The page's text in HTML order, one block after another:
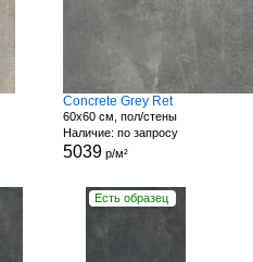
Concrete Grey Ret
60x60 см, пол/стены
Наличие: по запросу
5039р/м²
Есть образец